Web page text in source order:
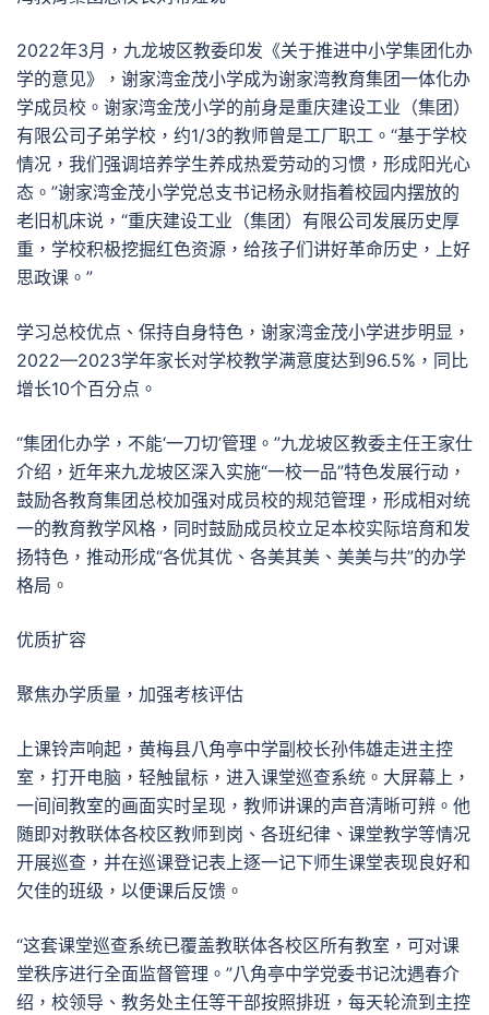
2022年3月，九龙坡区教委印发《关于推进中小学集团化办
学的意见》，谢家湾金茂小学成为谢家湾教育集团一体化办
学成员校。谢家湾金茂小学的前身是重庆建设工业（集团）
有限公司子弟学校，约1/3的教师曾是工厂职工。“基于学校
情况，我们强调培养学生养成热爱劳动的习惯，形成阳光心
态。”谢家湾金茂小学党总支书记杨永财指着校园内摆放的
老旧机床说，“重庆建设工业（集团）有限公司发展历史厚
重，学校积极挖掘红色资源，给孩子们讲好革命历史，上好
思政课。”
学习总校优点、保持自身特色，谢家湾金茂小学进步明显，
2022—2023学年家长对学校教学满意度达到96.5%，同比
增长10个百分点。
“集团化办学，不能‘一刀切’管理。”九龙坡区教委主任王家仕
介绍，近年来九龙坡区深入实施“一校一品”特色发展行动，
鼓励各教育集团总校加强对成员校的规范管理，形成相对统
一的教育教学风格，同时鼓励成员校立足本校实际培育和发
扬特色，推动形成“各优其优、各美其美、美美与共”的办学
格局。
优质扩容
聚焦办学质量，加强考核评估
上课铃声响起，黄梅县八角亭中学副校长孙伟雄走进主控
室，打开电脑，轻触鼠标，进入课堂巡查系统。大屏幕上，
一间间教室的画面实时呈现，教师讲课的声音清晰可辨。他
随即对教联体各校区教师到岗、各班纪律、课堂教学等情况
开展巡查，并在巡课登记表上逐一记下师生课堂表现良好和
欠佳的班级，以便课后反馈。
“这套课堂巡查系统已覆盖教联体各校区所有教室，可对课
堂秩序进行全面监督管理。”八角亭中学党委书记沈遇春介
绍，校领导、教务处主任等干部按照排班，每天轮流到主控